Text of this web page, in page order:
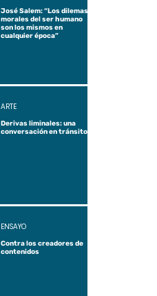
José Salem: “Los dilemas
morales del ser humano
son los mismos en
cualquier época”
Derivas liminales: una
conversación en tránsito
ARTE
Contra los creadores de
contenidos
ENSAYO